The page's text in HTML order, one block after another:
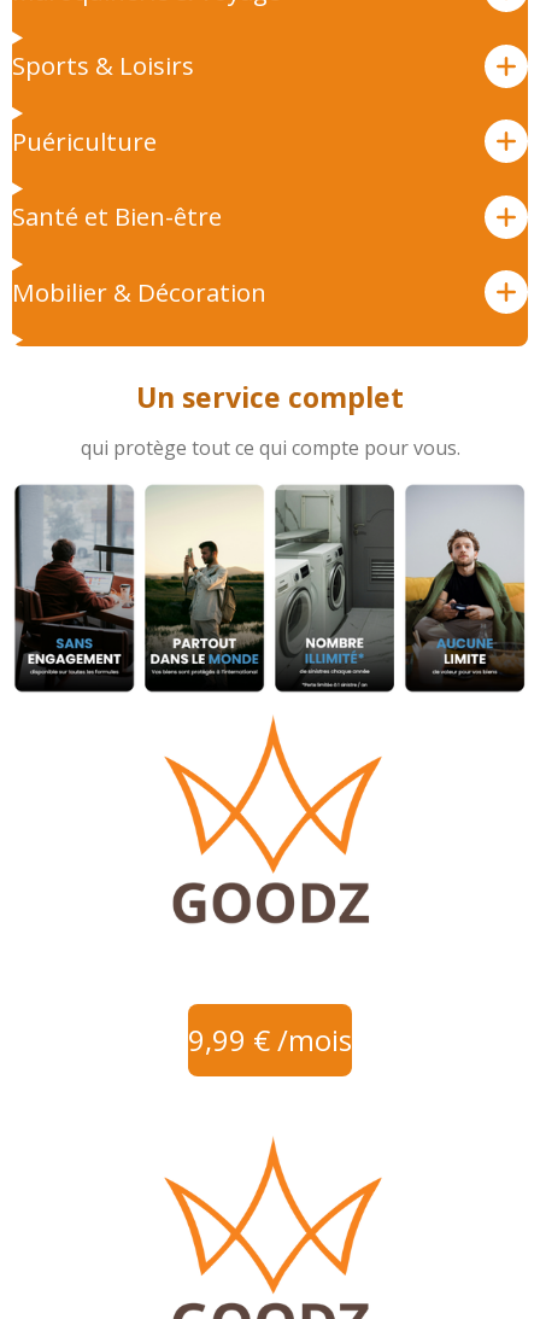
Sports & Loisirs
Puériculture
Santé et Bien-être
Mobilier & Décoration
Un service complet
qui protège tout ce qui compte pour vous.
9,99 € /mois